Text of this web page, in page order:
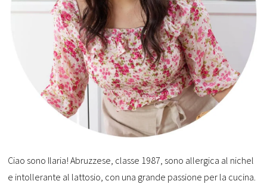
Ciao sono Ilaria! Abruzzese, classe 1987, sono allergica al nichel
e intollerante al lattosio, con una grande passione per la cucina.